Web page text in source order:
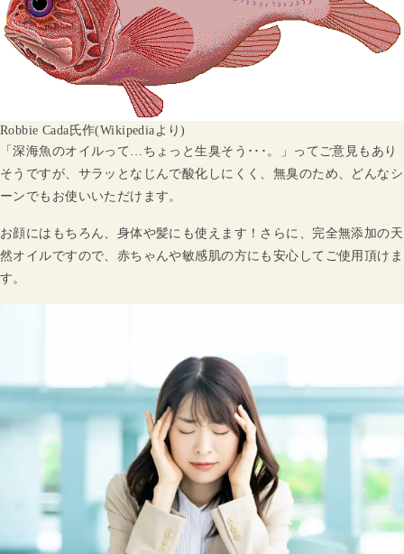
Robbie Cada氏作(Wikipediaより)
「深海魚のオイルって…ちょっと生臭そう･･･。」ってご意見もあり
そうですが、サラッとなじんで酸化しにくく、無臭のため、どんなシ
ーンでもお使いいただけます。
お顔にはもちろん、身体や髪にも使えます！さらに、完全無添加の天
然オイルですので、赤ちゃんや敏感肌の方にも安心してご使用頂けま
す。